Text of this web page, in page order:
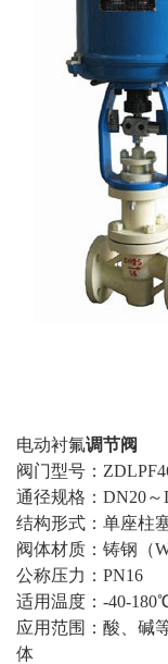
电动衬氟调节阀
阀门型号：
通径规格：DN20～
结构形式：单座柱
阀体材质：铸钢（
公称压力：PN16
适用温度：-40-
应用范围：酸、碱
体